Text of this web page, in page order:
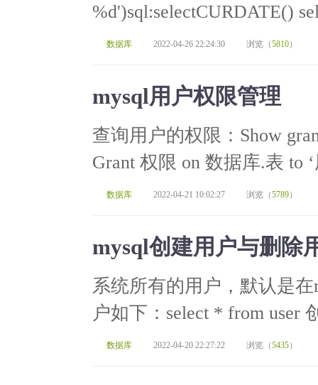
%d')sql:selectCURDATE()
数据库 2022-04-26 22:24:30 浏览（5810）
mysql用户权限管理
查询用户的权限：Show
Grant 权限 on 数据库.表 to
数据库 2022-04-21 10:02:27 浏览（5789）
mysql创建用户与删除
系统所有的用户，默认是
户如下：select * from user
数据库 2022-04-20 22:27:22 浏览（5435）